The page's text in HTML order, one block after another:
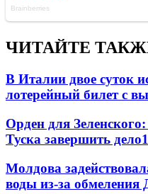
ЧИТАЙТЕ
В Италии двое суток
лотерейный билет с
Орден для
Туска завершить дело
Молдова
воды из-за обмеления